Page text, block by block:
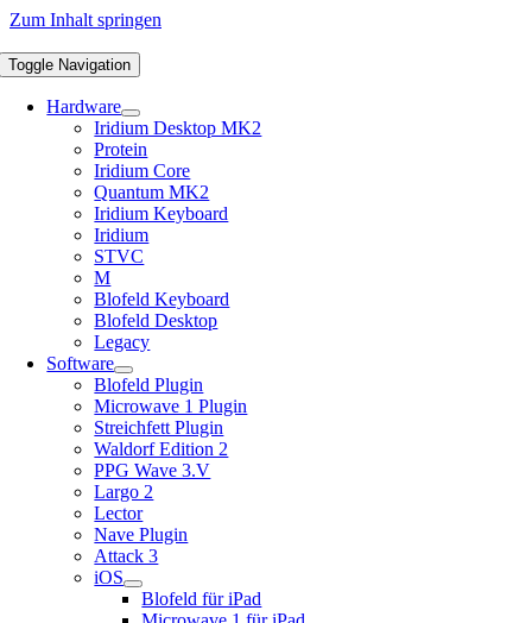
Zum Inhalt springen
Toggle Navigation
Hardware
Iridium Desktop MK2
Protein
Iridium Core
Quantum MK2
Iridium Keyboard
Iridium
STVC
M
Blofeld Keyboard
Blofeld Desktop
Legacy
Software
Blofeld Plugin
Microwave 1 Plugin
Streichfett Plugin
Waldorf Edition 2
PPG Wave 3.V
Largo 2
Lector
Nave Plugin
Attack 3
iOS
Blofeld für iPad